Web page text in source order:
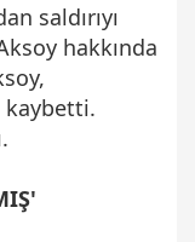
saldırıyı
hakkında
kaybetti.